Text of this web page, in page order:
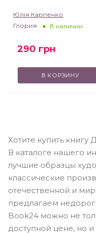
Юлія Карпенко
Глория
В наличии
290 грн
В КОРЗИНУ
Хотите купить книгу
В каталоге нашего
лучшие образцы
классические
отечественной и
предлагаем
Book24 можно не
доступной цене, но